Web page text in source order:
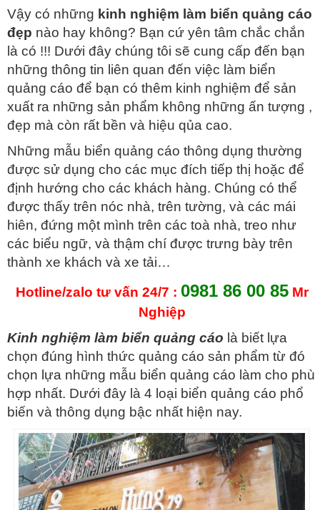
Vậy có những kinh nghiệm làm biển quảng cáo
đẹp nào hay không? Bạn cứ yên tâm chắc chắn
là có !!! Dưới đây chúng tôi sẽ cung cấp đến bạn
những thông tin liên quan đến việc làm biển
quảng cáo để bạn có thêm kinh nghiệm để sản
xuất ra những sản phẩm không những ấn tượng ,
đẹp mà còn rất bền và hiệu qủa cao.
Những mẫu biển quảng cáo thông dụng thường
được sử dụng cho các mục đích tiếp thị hoặc để
định hướng cho các khách hàng. Chúng có thể
được thấy trên nóc nhà, trên tường, và các mái
hiên, đứng một mình trên các toà nhà, treo như
các biểu ngữ, và thậm chí được trưng bày trên
thành xe khách và xe tải…
Hotline/zalo tư vấn 24/7 : 0981 86 00 85Mr
Nghiệp
Kinh nghiệm làm biển quảng cáo là biết lựa
chọn đúng hình thức quảng cáo sản phẩm từ đó
chọn lựa những mẫu biển quảng cáo làm cho phù
hợp nhất. Dưới đây là 4 loại biển quảng cáo phổ
biến và thông dụng bậc nhất hiện nay.